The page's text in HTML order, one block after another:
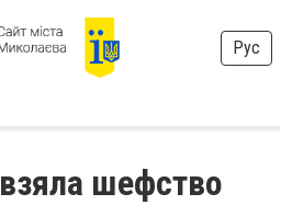
Рус
шефство